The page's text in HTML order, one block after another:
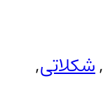
,شکلاتی,